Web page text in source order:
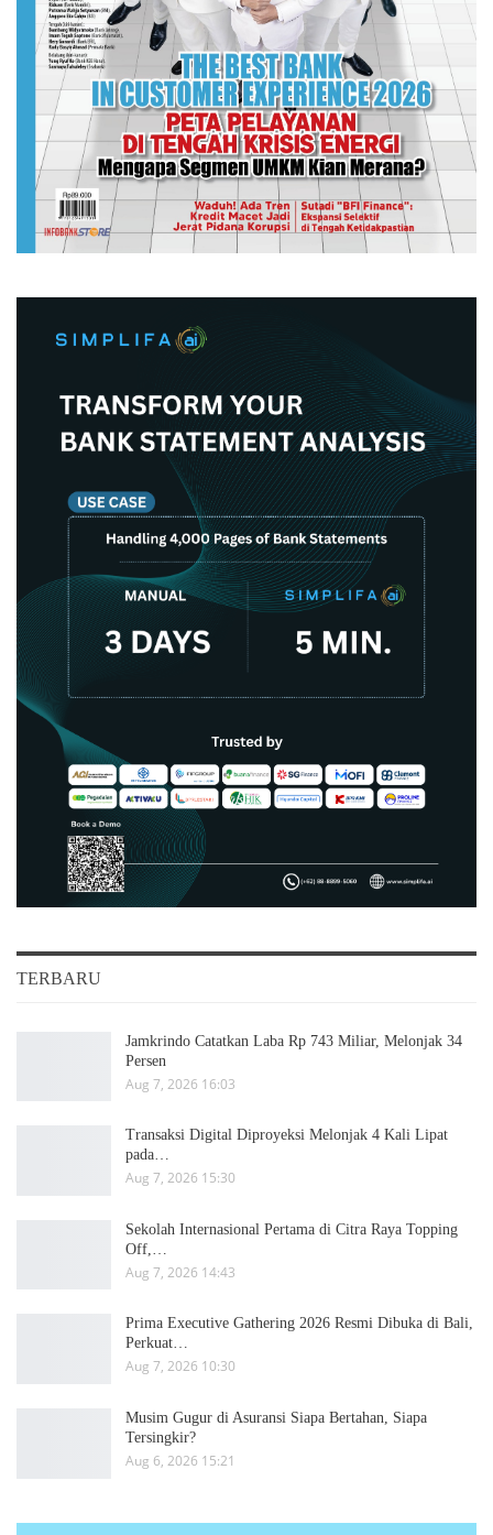
TERBARU
Jamkrindo Catatkan Laba Rp 743 Miliar, Melonjak 34
Persen
Aug 7, 2026 16:03
Transaksi Digital Diproyeksi Melonjak 4 Kali Lipat
pada…
Aug 7, 2026 15:30
Sekolah Internasional Pertama di Citra Raya Topping
Off,…
Aug 7, 2026 14:43
Prima Executive Gathering 2026 Resmi Dibuka di Bali,
Perkuat…
Aug 7, 2026 10:30
Musim Gugur di Asuransi Siapa Bertahan, Siapa
Tersingkir?
Aug 6, 2026 15:21